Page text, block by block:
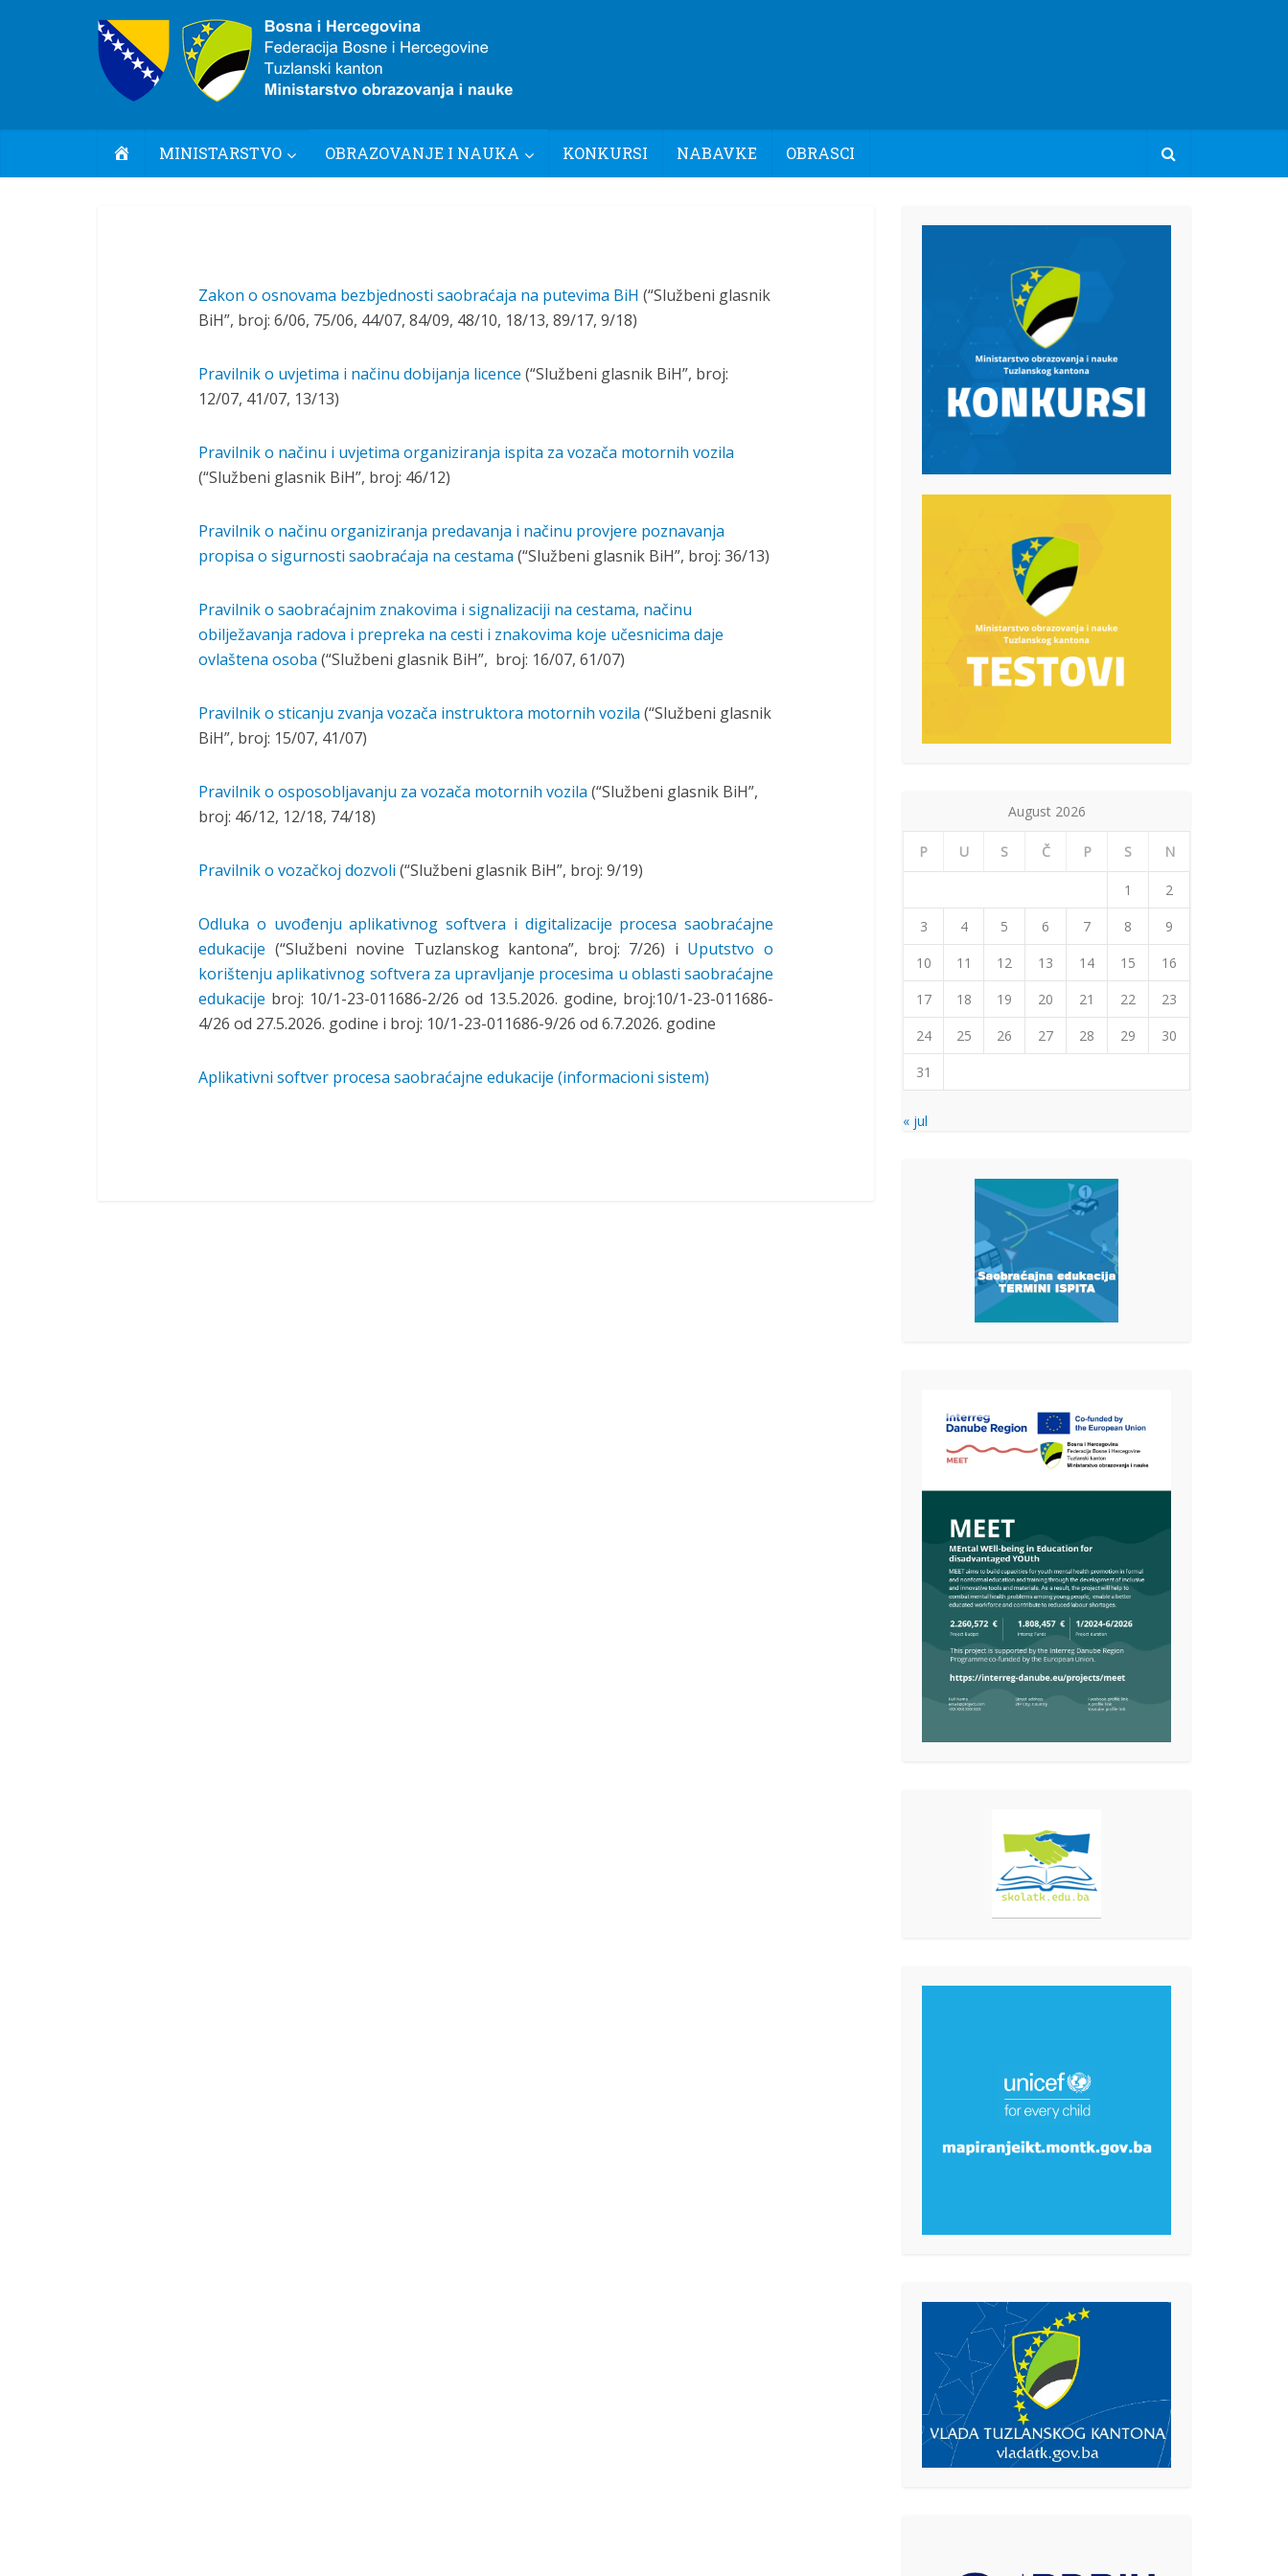
POČETNA
MINISTARSTVO OBRAZOVANJE I NAUKA KONKURSI NABAVKE OBRASCI
Zakon o osnovama bezbjednosti saobraćaja na putevima BiH (“Službeni glasnik
BiH”, broj: 6/06, 75/06, 44/07, 84/09, 48/10, 18/13, 89/17, 9/18)
Pravilnik o uvjetima i načinu dobijanja licence (“Službeni glasnik BiH”, broj:
12/07, 41/07, 13/13)
Pravilnik o načinu i uvjetima organiziranja ispita za vozača motornih vozila
(“Službeni glasnik BiH”, broj: 46/12)
Pravilnik o načinu organiziranja predavanja i načinu provjere poznavanja
propisa o sigurnosti saobraćaja na cestama (“Službeni glasnik BiH”, broj: 36/13)
Pravilnik o saobraćajnim znakovima i signalizaciji na cestama, načinu
obilježavanja radova i prepreka na cesti i znakovima koje učesnicima daje
ovlaštena osoba (“Službeni glasnik BiH”, broj: 16/07, 61/07)
Pravilnik o sticanju zvanja vozača instruktora motornih vozila (“Službeni glasnik
BiH”, broj: 15/07, 41/07)
Pravilnik o osposobljavanju za vozača motornih vozila (“Službeni glasnik BiH”,
broj: 46/12, 12/18, 74/18)
Pravilnik o vozačkoj dozvoli (“Službeni glasnik BiH”, broj: 9/19)
Odluka o uvođenju aplikativnog softvera i digitalizacije procesa saobraćajne
edukacije (“Službeni novine Tuzlanskog kantona”, broj: 7/26) i Uputstvo o
korištenju aplikativnog softvera za upravljanje procesima u oblasti saobraćajne
edukacije broj: 10/1-23-011686-2/26 od 13.5.2026. godine, broj:10/1-23-011686-
4/26 od 27.5.2026. godine i broj: 10/1-23-011686-9/26 od 6.7.2026. godine
Aplikativni softver procesa saobraćajne edukacije (informacioni sistem)
August 2026
P U S Č P S N
1
2
3
4 5 6 7 8
9
10
11 12 13 14 15
16
17
18 19 20 21 22
23
24
25 26 27 28 29
30
31
« jul